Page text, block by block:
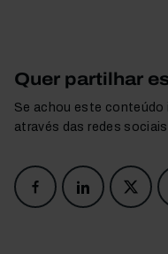
Quer partilhar
Se achou este
através das redes sociais